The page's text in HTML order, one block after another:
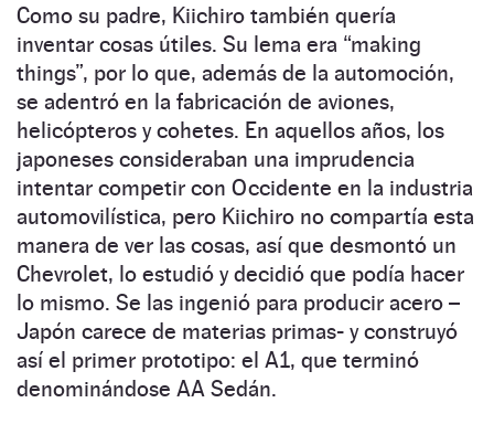
Como su padre, Kiichiro también quería
inventar cosas útiles. Su lema era “making
things”, por lo que, además de la automoción,
se adentró en la fabricación de aviones,
helicópteros y cohetes. En aquellos años, los
japoneses consideraban una imprudencia
intentar competir con Occidente en la industria
automovilística, pero Kiichiro no compartía esta
manera de ver las cosas, así que desmontó un
Chevrolet, lo estudió y decidió que podía hacer
lo mismo. Se las ingenió para producir acero –
Japón carece de materias primas- y construyó
así el primer prototipo: el A1, que terminó
denominándose AA Sedán.